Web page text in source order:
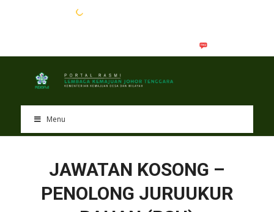
Menu
JAWATAN KOSONG –
PENOLONG JURUUKUR